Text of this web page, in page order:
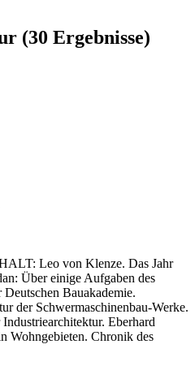
(30 Ergebnisse)
Leo von Klenze. Das Jahr
Über einige Aufgaben des
Bauakademie.
der Schwermaschinenbau-Werke.
Eberhard
Wohngebieten. Chronik des